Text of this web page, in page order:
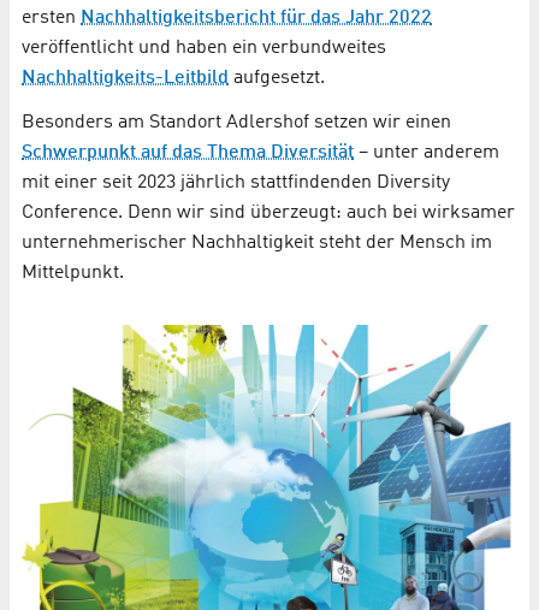
ersten Nachhaltigkeitsbericht für das Jahr 2022
veröffentlicht und haben ein verbundweites
Nachhaltigkeits-Leitbild aufgesetzt.
Besonders am Standort Adlershof setzen wir einen
Schwerpunkt auf das Thema Diversität – unter anderem
mit einer seit 2023 jährlich stattfindenden Diversity
Conference. Denn wir sind überzeugt: auch bei wirksamer
unternehmerischer Nachhaltigkeit steht der Mensch im
Mittelpunkt.